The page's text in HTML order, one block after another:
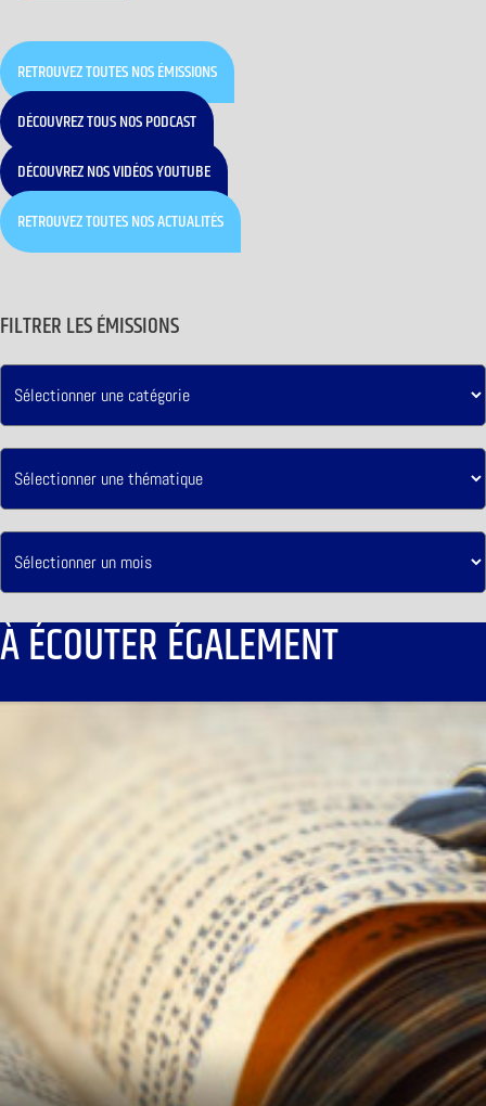
RETROUVEZ TOUTES NOS ÉMISSIONS
DÉCOUVREZ TOUS NOS PODCAST
DÉCOUVREZ NOS VIDÉOS YOUTUBE
RETROUVEZ TOUTES NOS ACTUALITÉS
FILTRER LES ÉMISSIONS
À ÉCOUTER ÉGALEMENT